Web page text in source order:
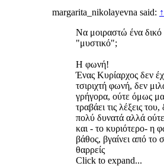
margarita_nikolayevna said: ↑
Να μοιραστώ ένα
"μυστικό";
Η φωνή!
Ένας Κυρίαρχος δεν
τσιριχτή φωνή, δεν
γρήγορα, ούτε όμως
τραβάει τις λέξεις
πολύ δυνατά αλλά
και - το κυριότερο- η
βάθος, βγαίνει από το
θαρρείς
Click to expand...